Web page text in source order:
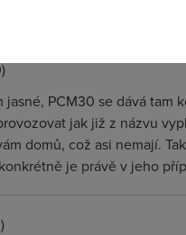
smrdi :) viz pgcc
jasné, PCM30 se dává
jak již z názvu
domů, což asi nemají.
je právě v jeho